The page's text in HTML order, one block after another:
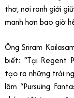
thơ, nơi ranh giới
manh hơn bao giờ
Ông Sriram
biết: “Tại Regent
tạo ra những trải
lãm “Pursuing